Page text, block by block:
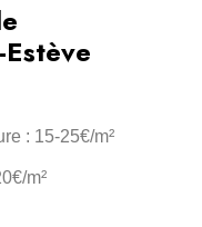
: 15-25€/m²
m²